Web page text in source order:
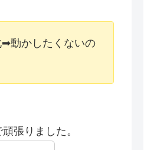
動かしたくないの
張りました。